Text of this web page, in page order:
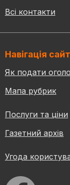
Всі контакти
Навігація
Як подати
Мапа рубрик
Послуги та ціни
Газетний архів
Угода